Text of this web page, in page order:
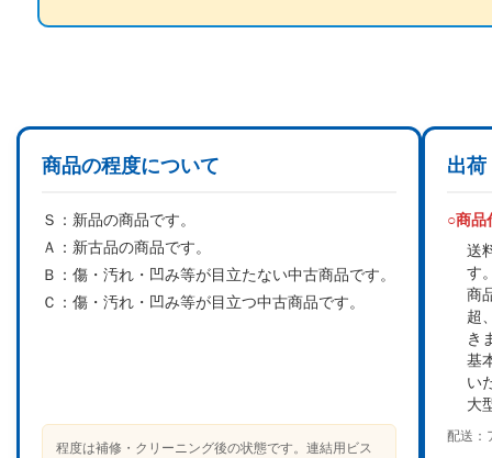
商品の程度について
Ｓ： 新品の商品です。
Ａ： 新古品の商品です。
Ｂ： 傷・汚れ・凹み等が目立たない中古商品です。
Ｃ： 傷・汚れ・凹み等が目立つ中古商品です。
程度は補修・クリーニング後の状態です。連結用ビス
出荷
○商品
送
す
商
超
き
基
い
大
配送：